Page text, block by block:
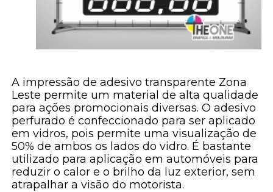
A impressão de adesivo transparente Zona
Leste permite um material de alta qualidade
para ações promocionais diversas. O adesivo
perfurado é confeccionado para ser aplicado
em vidros, pois permite uma visualização de
50% de ambos os lados do vidro. É bastante
utilizado para aplicação em automóveis para
reduzir o calor e o brilho da luz exterior, sem
atrapalhar a visão do motorista.